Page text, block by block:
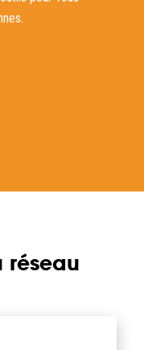
réseau